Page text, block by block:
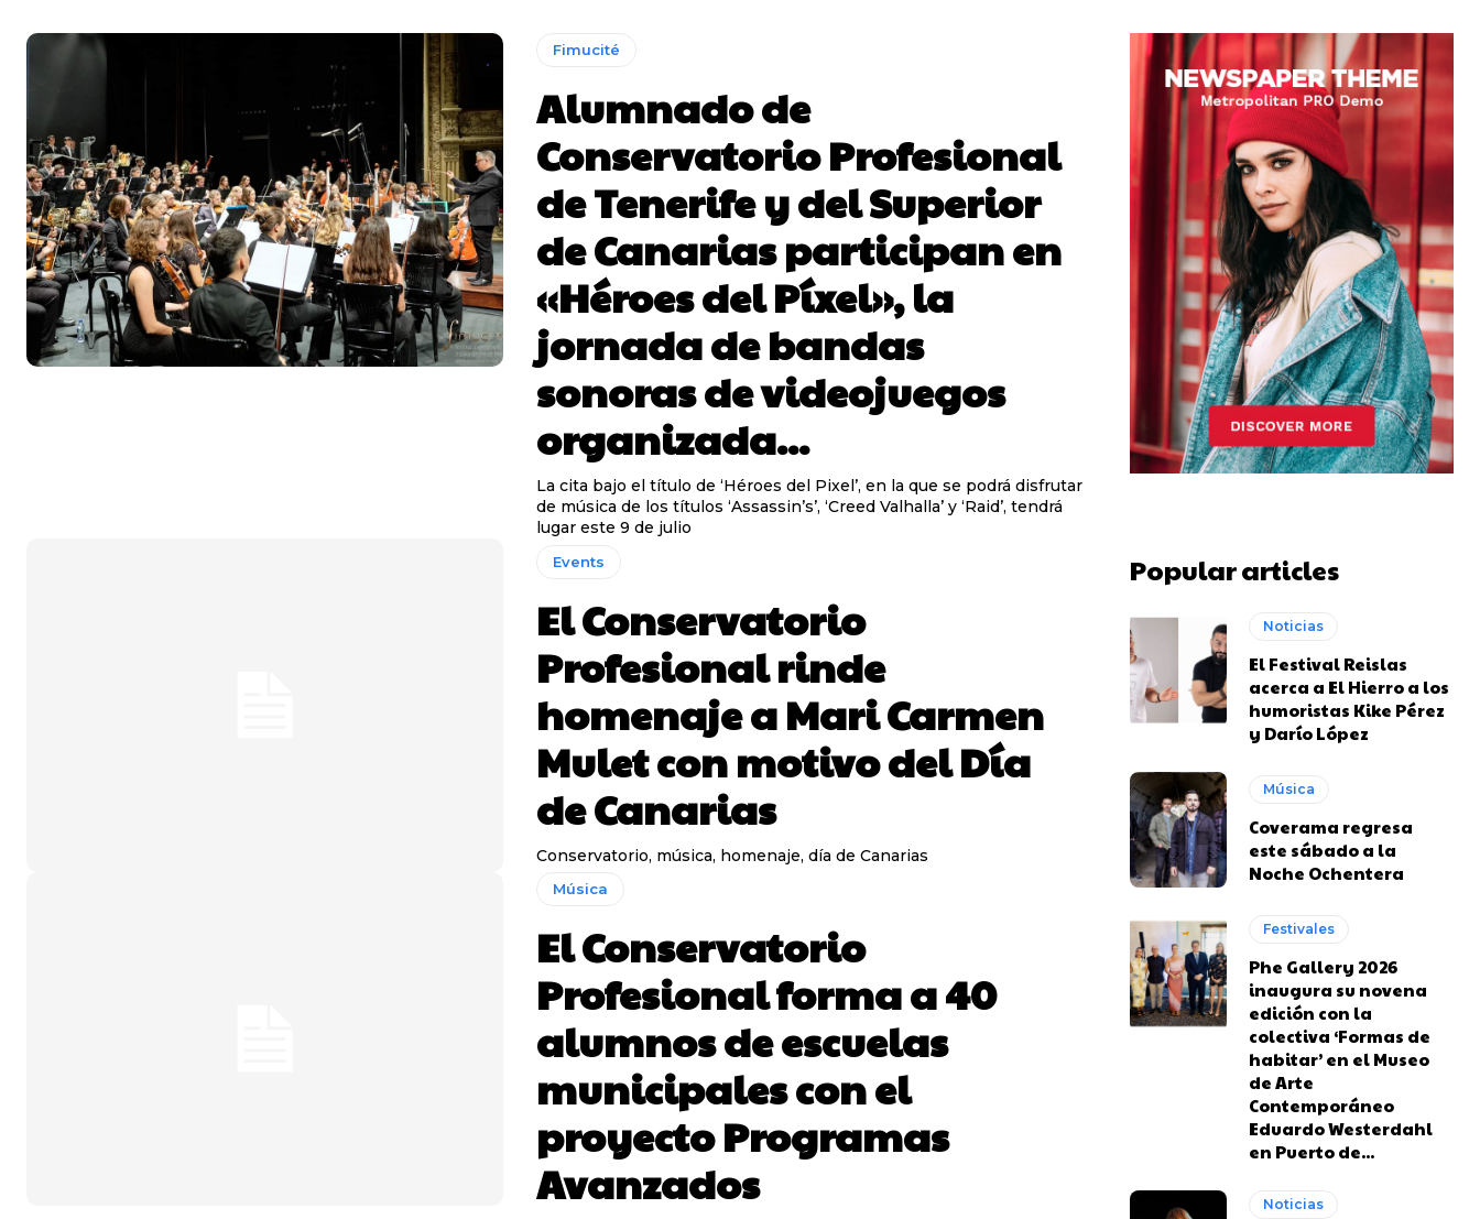
Fimucité
Alumnado de
Conservatorio Profesional
de Tenerife y del Superior
de Canarias participan en
«Héroes del Píxel», la
jornada de bandas
sonoras de videojuegos
organizada...
La cita bajo el título de ‘Héroes del Pixel’, en la que se podrá disfrutar
de música de los títulos ‘Assassin’s’, ‘Creed Valhalla’ y ‘Raid’, tendrá
lugar este 9 de julio
Events
El Conservatorio
Profesional rinde
homenaje a Mari Carmen
Mulet con motivo del Día
de Canarias
Conservatorio, música, homenaje, día de Canarias
Música
El Conservatorio
Profesional forma a 40
alumnos de escuelas
municipales con el
proyecto Programas
Avanzados
Popular articles
Noticias
El Festival Reislas
acerca a El Hierro a los
humoristas Kike Pérez
y Darío López
Música
Coverama regresa
este sábado a la
Noche Ochentera
Festivales
Phe Gallery 2026
inaugura su novena
edición con la
colectiva ‘Formas de
habitar’ en el Museo
de Arte
Contemporáneo
Eduardo Westerdahl
en Puerto de...
Noticias